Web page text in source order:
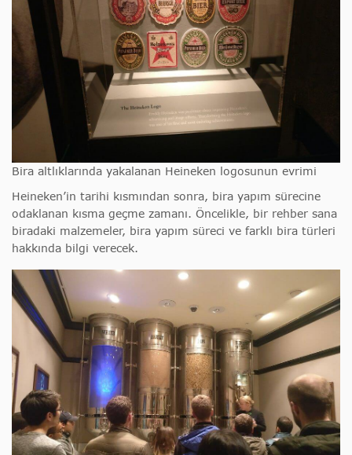
Bira altlıklarında yakalanan Heineken logosunun evrimi
Heineken’in tarihi kısmından sonra, bira yapım sürecine
odaklanan kısma geçme zamanı. Öncelikle, bir rehber sana
biradaki malzemeler, bira yapım süreci ve farklı bira türleri
hakkında bilgi verecek.